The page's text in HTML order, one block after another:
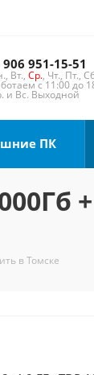
906 951-15-51
Вт., Ср., Чт., Пт.,
с 11:00 до
и Вс. Выходной
ПК
в Томске